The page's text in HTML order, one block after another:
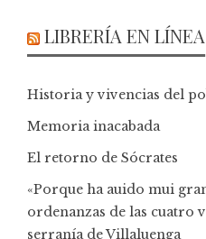
LIBRERÍA EN LÍNEA
Historia y vivencias del
Memoria inacabada
El retorno de Sócrates
«Porque ha auido mui
ordenanzas de las cuatro
serranía de Villaluenga